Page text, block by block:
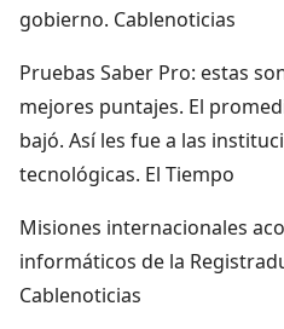
gobierno. Cablenoticias
Pruebas Saber Pro: estas
mejores puntajes. El
bajó. Así les fue a las
tecnológicas. El Tiempo
Misiones internacionales
informáticos de la
Cablenoticias